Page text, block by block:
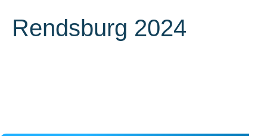
Rendsburg 2024